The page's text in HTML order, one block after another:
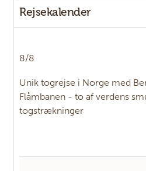
Facebook:
KONTAKTFORMULAR
Rejsekalender
8/8
Unik togrejse i Norge med
Flåmbanen - to af verdens
togstrækninger